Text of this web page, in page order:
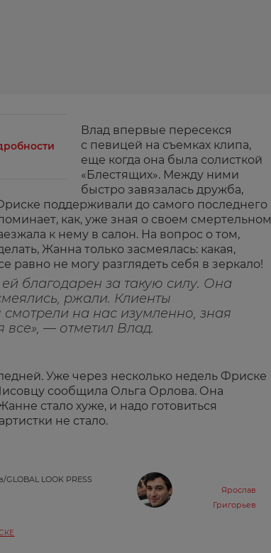
Влад впервые пересекся
с певицей на съемках клипа,
еще когда она была солисткой
«Блестящих». Между ними
быстро завязалась дружба,
поддерживали до самого последнего
как, уже зная о своем смертельном
к нему в салон. На вопрос о том,
Жанна только засмеялась: какая,
равно не могу разглядеть себя в зеркало!
благодарен за такую силу. Она
ржали. Клиенты
на нас изумленно, зная
все», — отметил Влад.
Уже через несколько недель Фриске
сообщила Ольга Орлова. Она
стало хуже, и надо готовиться
не стало.
LOOK PRESS
Ярослав
Григорьев